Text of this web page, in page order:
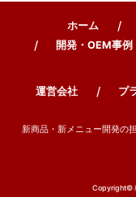
ホーム
開発・OEM事例
運営会社 プ
新商品・新メニュー開発の
Copyright©